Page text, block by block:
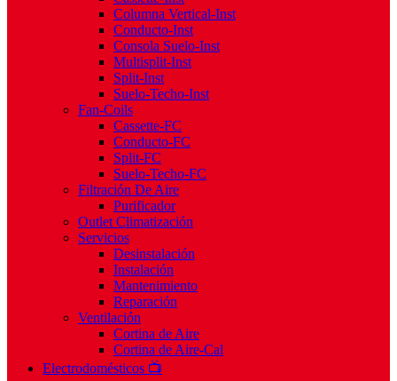
Columna Vertical-Inst
Conducto-Inst
Consola Suelo-Inst
Multisplit-Inst
Split-Inst
Suelo-Techo-Inst
Fan-Coils
Cassette-FC
Conducto-FC
Split-FC
Suelo-Techo-FC
Filtración De Aire
Purificador
Outlet Climatización
Servicios
Desinstalación
Instalación
Mantenimiento
Reparación
Ventilación
Cortina de Aire
Cortina de Aire-Cal
Electrodomésticos 📺